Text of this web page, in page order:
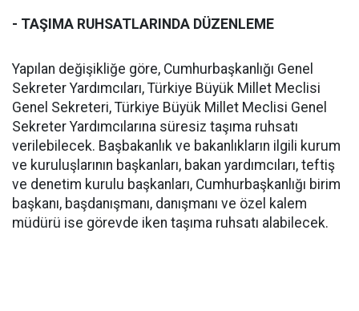
- TAŞIMA RUHSATLARINDA DÜZENLEME
Yapılan değişikliğe göre, Cumhurbaşkanlığı Genel
Sekreter Yardımcıları, Türkiye Büyük Millet Meclisi
Genel Sekreteri, Türkiye Büyük Millet Meclisi Genel
Sekreter Yardımcılarına süresiz taşıma ruhsatı
verilebilecek. Başbakanlık ve bakanlıkların ilgili kurum
ve kuruluşlarının başkanları, bakan yardımcıları, teftiş
ve denetim kurulu başkanları, Cumhurbaşkanlığı birim
başkanı, başdanışmanı, danışmanı ve özel kalem
müdürü ise görevde iken taşıma ruhsatı alabilecek.